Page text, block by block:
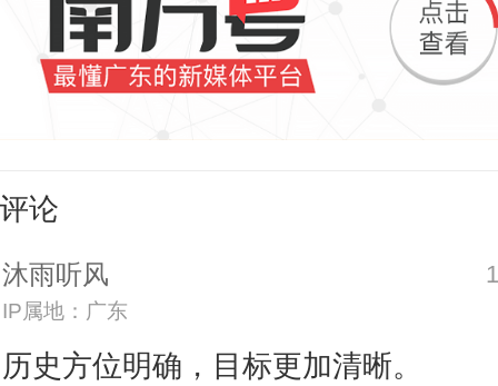
幕后不久，习近平总书记亲临
席第十五届全国运动会开幕式，
要讲话、作出一系列重要指示，
动“十五五”发展、进一步做好广东
广东所处的历史方位，就要认真
平总书记、党中央对“十五五”的
论
沐雨听风
IP属地：广东
历史方位明确，目标更加清晰。